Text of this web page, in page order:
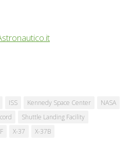
ISS Kennedy Space Center
NASA
Shuttle Landing Facility
X-37 X-37B